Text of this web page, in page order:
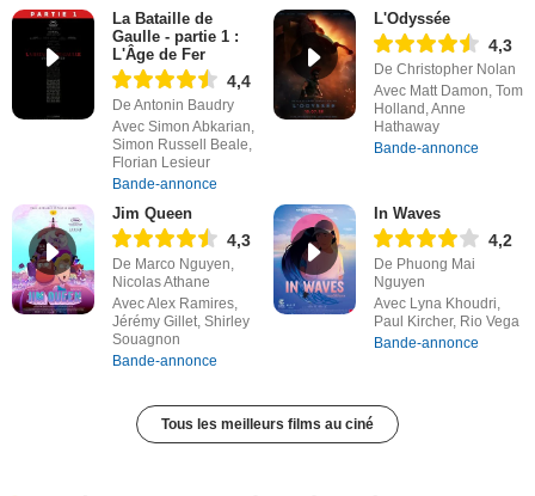
La Bataille de
Gaulle - partie 1 :
L'Âge de Fer
4,4
De Antonin Baudry
Avec Simon Abkarian,
Simon Russell Beale,
Florian Lesieur
Bande-annonce
L'Odyssée
4,3
De Christopher Nolan
Avec Matt Damon, Tom
Holland, Anne
Hathaway
Bande-annonce
Jim Queen
4,3
De Marco Nguyen,
Nicolas Athane
Avec Alex Ramires,
Jérémy Gillet, Shirley
Souagnon
Bande-annonce
In Waves
4,2
De Phuong Mai
Nguyen
Avec Lyna Khoudri,
Paul Kircher, Rio Vega
Bande-annonce
Tous les meilleurs films au ciné